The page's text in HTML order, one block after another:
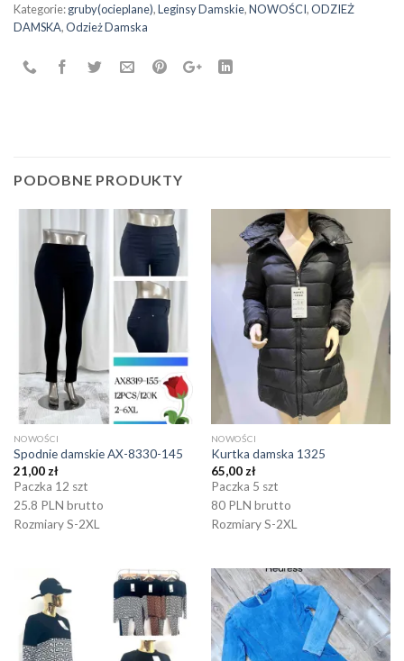
Kategorie:gruby(ocieplane),Leginsy Damskie,NOWOŚCI,ODZIEŻ
DAMSKA,Odzież Damska
PODOBNE PRODUKTY
NOWOŚCI
Spodnie damskie AX-8330-145
21,00 zł
Paczka 12 szt
25.8 PLN brutto
Rozmiary S-2XL
NOWOŚCI
Kurtka damska 1325
65,00 zł
Paczka 5 szt
80 PLN brutto
Rozmiary S-2XL